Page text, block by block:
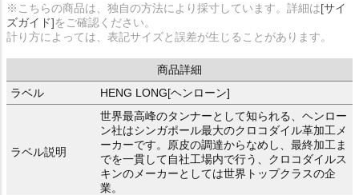
※こちらの商品は、独自の方法により採寸しています。詳細は[サイ
ズガイド]をご確認ください。
計り方によっては、表記サイズと誤差が生じることがあります。
商品詳細
ラベル
HENG LONG[ヘンローン]
ラベル説明
世界最高峰のタンナーとして知られる、ヘンロー
ン社はシンガポール最大のクロコダイル革加工メ
ーカーです。原皮の調達からなめし、最終加工ま
でを一貫して自社工場内で行う、クロコダイルス
キンのメーカーとしては世界トップクラスの企
業。